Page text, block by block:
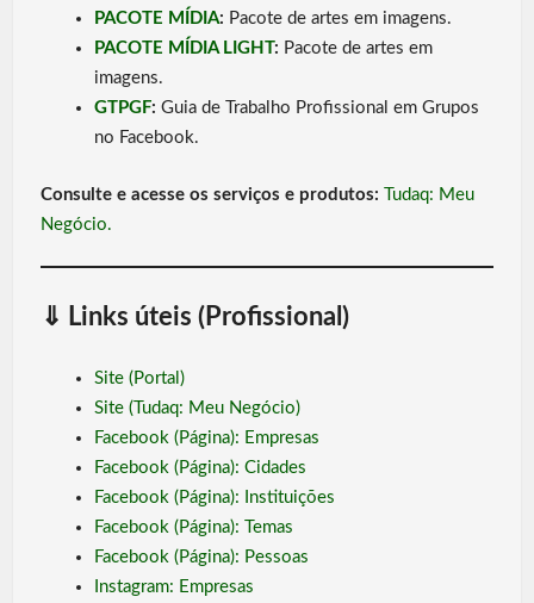
PACOTE MÍDIA: Pacote de artes em imagens.
PACOTE MÍDIA LIGHT: Pacote de artes em
imagens.
GTPGF: Guia de Trabalho Profissional em Grupos
no Facebook.
Consulte e acesse os serviços e produtos:
Tudaq: Meu
Negócio.
⇓ Links úteis (Profissional)
Site (Portal)
Site (Tudaq: Meu Negócio)
Facebook (Página): Empresas
Facebook (Página): Cidades
Facebook (Página): Instituições
Facebook (Página): Temas
Facebook (Página): Pessoas
Instagram: Empresas